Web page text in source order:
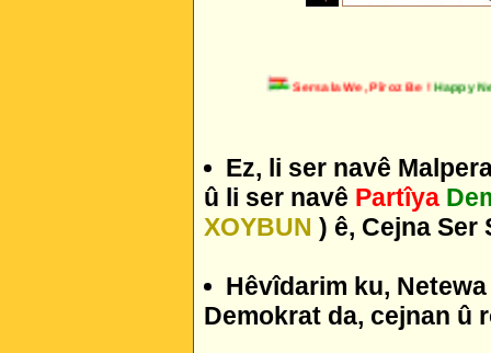
Sersala We, Pîroz Be !Happy
Ez, li ser navê
û li ser navê Partîya
XOYBUN ) ê, Cejna Ser
Hêvîdarim ku,
Demokrat da, cejnan û